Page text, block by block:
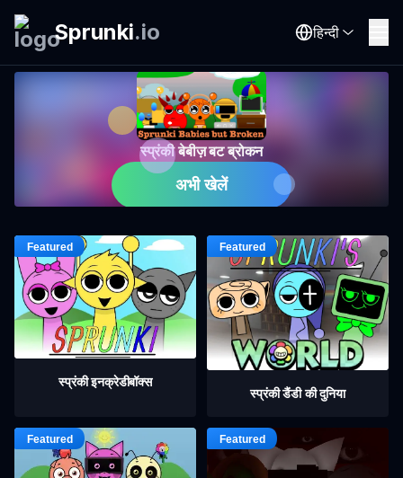
Sprunki.io हिन्दी
स्प्रंकी बेबीज़ बट ब्रोकन
अभी खेलें
स्प्रंकी इनक्रेडीबॉक्स
स्प्रंकी डैंडी की दुनिया